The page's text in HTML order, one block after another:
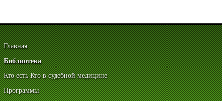
Главная
Библиотека
Кто есть Кто в судебной медицине
Программы